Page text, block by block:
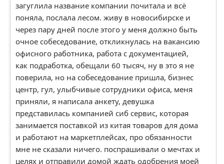
загуглила название компании почитала и всё
поняла, послала лесом. живу в новосибирске и
через пару дней после этого у меня должно быть
очное собеседование, откликнулась на вакансию
офисного работника, работа с документацией,
как подработка, обещали 60 тысяч, ну в это я не
поверила, но на собеседование пришла, бизнес
центр, гул, улыбчивые сотрудники офиса, меня
приняли, я написала анкету, девушка
представилась компанией сиб сервис, которая
занимается поставкой из китая товаров для дома
и работают на маркетплейсах, про обязанности
мне не сказали ничего. поспрашивали о мечтах и
целях и отправили домой ждать одобрения моей